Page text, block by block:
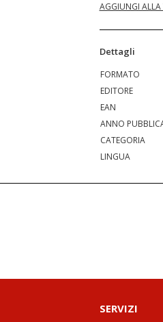
AGGIUNGI ALLA
Dettagli
FORMATO
EDITORE
EAN
ANNO
CATEGORIA
LINGUA
SERVIZI